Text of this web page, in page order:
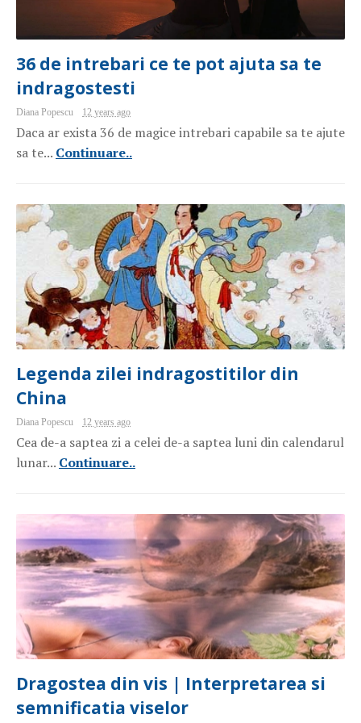
36 de intrebari ce te pot ajuta sa te
indragostesti
Diana Popescu 12 years ago
Daca ar exista 36 de magice intrebari capabile sa te ajute
sa te... Continuare..
Legenda zilei indragostitilor din
China
Diana Popescu 12 years ago
Cea de-a saptea zi a celei de-a saptea luni din calendarul
lunar... Continuare..
Dragostea din vis | Interpretarea si
semnificatia viselor